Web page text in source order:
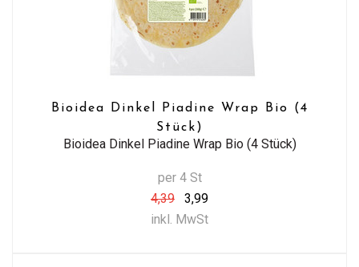
Bioidea Dinkel Piadine Wrap Bio (4
Stück)
Bioidea Dinkel Piadine Wrap Bio (4 Stück)
per 4 St
4,39
3,99
inkl. MwSt